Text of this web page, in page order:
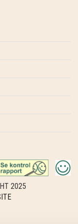
2025